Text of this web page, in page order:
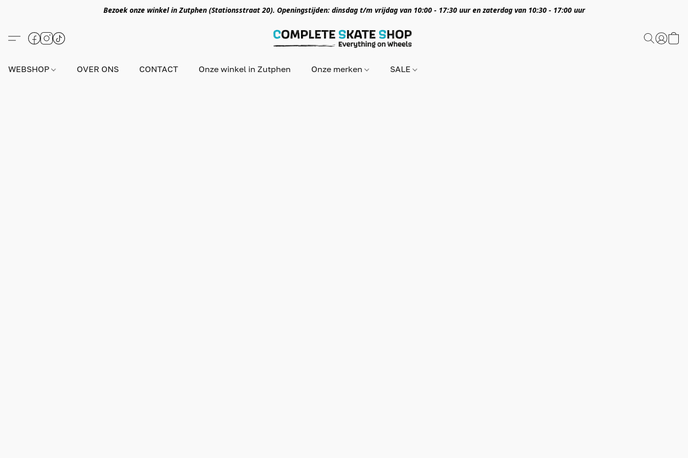
Bezoek onze winkel in Zutphen (Stationsstraat 20). Openingstijden: dinsdag t/m vrijdag van 10:00 - 17:30 uur en zaterdag van 10:30 - 17:00 uur
WEBSHOP OVER ONS CONTACT Onze winkel in Zutphen Onze merken SALE